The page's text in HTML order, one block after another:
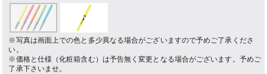
※写真は画面上での色と多少異なる場合がございますので予めご了承くださ
い。
※価格と仕様（化粧箱含む）は予告無く変更となる場合がございます。予めご
了承下さいませ。